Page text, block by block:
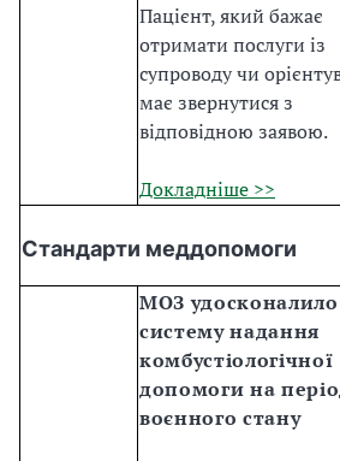
Пацієнт, який бажає
отримати послуги із
супроводу чи
має звернутися з
відповідною заявою.
Докладніше >>
Стандарти меддопомоги
МОЗ удосконалило
систему надання
комбустіологічної
допомоги на
воєнного стану